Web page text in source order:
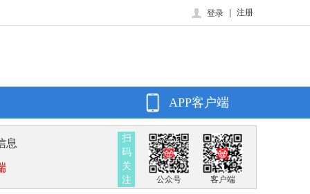
登录 注册
APP客户端
息
扫
码
关
注
公众号 客户端